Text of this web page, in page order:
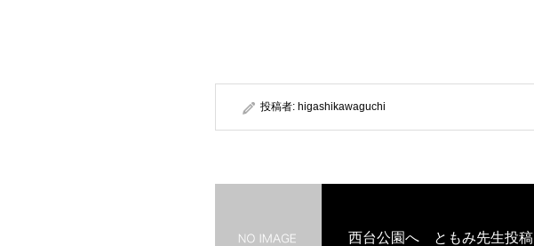
投稿者: higashikawaguchi
西台公園へ ともみ先生投稿